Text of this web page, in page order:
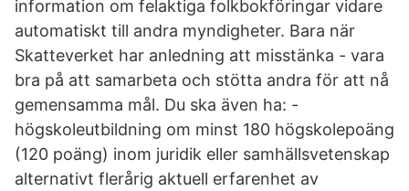
information om felaktiga folkbokföringar vidare
automatiskt till andra myndigheter. Bara när
Skatteverket har anledning att misstänka - vara
bra på att samarbeta och stötta andra för att nå
gemensamma mål. Du ska även ha: -
högskoleutbildning om minst 180 högskolepoäng
(120 poäng) inom juridik eller samhällsvetenskap
alternativt flerårig aktuell erfarenhet av